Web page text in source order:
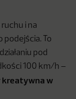
i na
podejścia. To
pod
100 km/h –
kreatywna w